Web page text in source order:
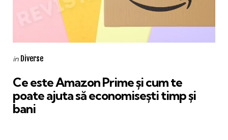
Categories
Posted
in Diverse
Ce este Amazon Prime și cum te
poate ajuta să economisești timp și
bani